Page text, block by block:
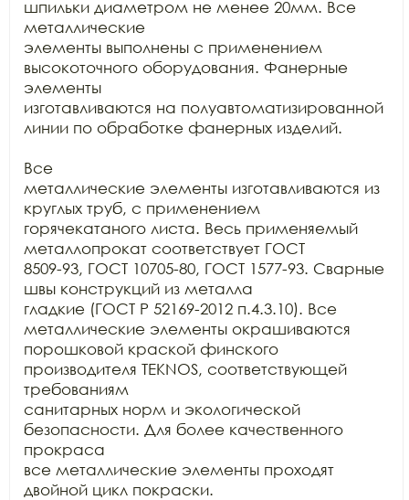
шпильки диаметром не менее 20мм. Все
металлические
элементы выполнены с применением
высокоточного оборудования. Фанерные
элементы
изготавливаются на полуавтоматизированной
линии по обработке фанерных изделий.
Все
металлические элементы изготавливаются из
круглых труб, с применением
горячекатаного листа. Весь применяемый
металлопрокат соответствует ГОСТ
8509-93, ГОСТ 10705-80, ГОСТ 1577-93. Сварные
швы конструкций из металла
гладкие (ГОСТ Р 52169-2012 п.4.3.10). Все
металлические элементы окрашиваются
порошковой краской финского
производителя TEKNOS, соответствующей
требованиям
санитарных норм и экологической
безопасности. Для более качественного
прокраса
все металлические элементы проходят
двойной цикл покраски.